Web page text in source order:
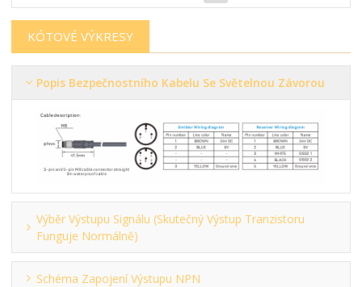
KÓTOVÉ VÝKRESY
Popis Bezpečnostního Kabelu Se Světelnou Závorou
Výběr Výstupu Signálu (skutečný Výstup Tranzistoru
Funguje Normálně)
Schéma Zapojení Výstupu NPN